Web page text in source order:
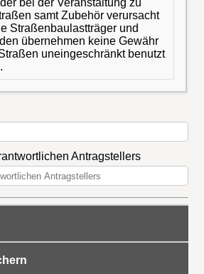
bei der Veranstaltung zu
samt Zubehör verursacht
Straßenbaulastträger und
übernehmen keine Gewähr
uneingeschränkt benutzt
Antragstellers